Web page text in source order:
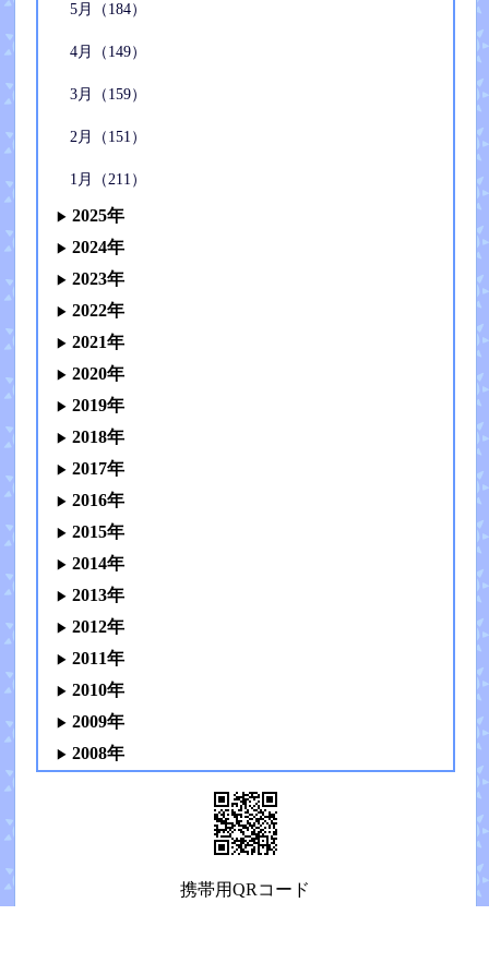
5月（184）
4月（149）
3月（159）
2月（151）
1月（211）
2025年
2024年
2023年
2022年
2021年
2020年
2019年
2018年
2017年
2016年
2015年
2014年
2013年
2012年
2011年
2010年
2009年
2008年
携帯用QRコード